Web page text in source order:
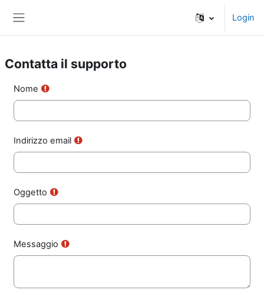
Login
Contatta il supporto
Nome
Indirizzo email
Oggetto
Messaggio